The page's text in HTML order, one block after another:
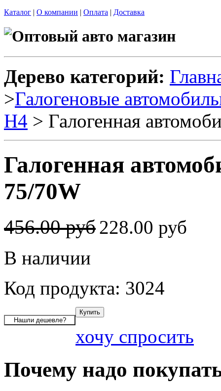
Каталог | О компании | Оплата | Доставка
Дерево категорий:
>Галогеновые
H4 > Галогенная
Галогенная
75/70W
456.00 руб228.00 руб
В наличии
Код продукта: 3024
хочу спросить
Почему надо